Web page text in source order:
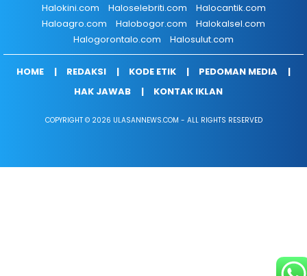
Halokini.com
Haloselebriti.com
Halocantik.com
Haloagro.com
Halobogor.com
Halokalsel.com
Halogorontalo.com
Halosulut.com
HOME REDAKSI KODE ETIK
PEDOMAN MEDIA
HAK JAWAB
KONTAK IKLAN
COPYRIGHT © 2026 ULASANNEWS.COM - ALL RIGHTS RESERVED